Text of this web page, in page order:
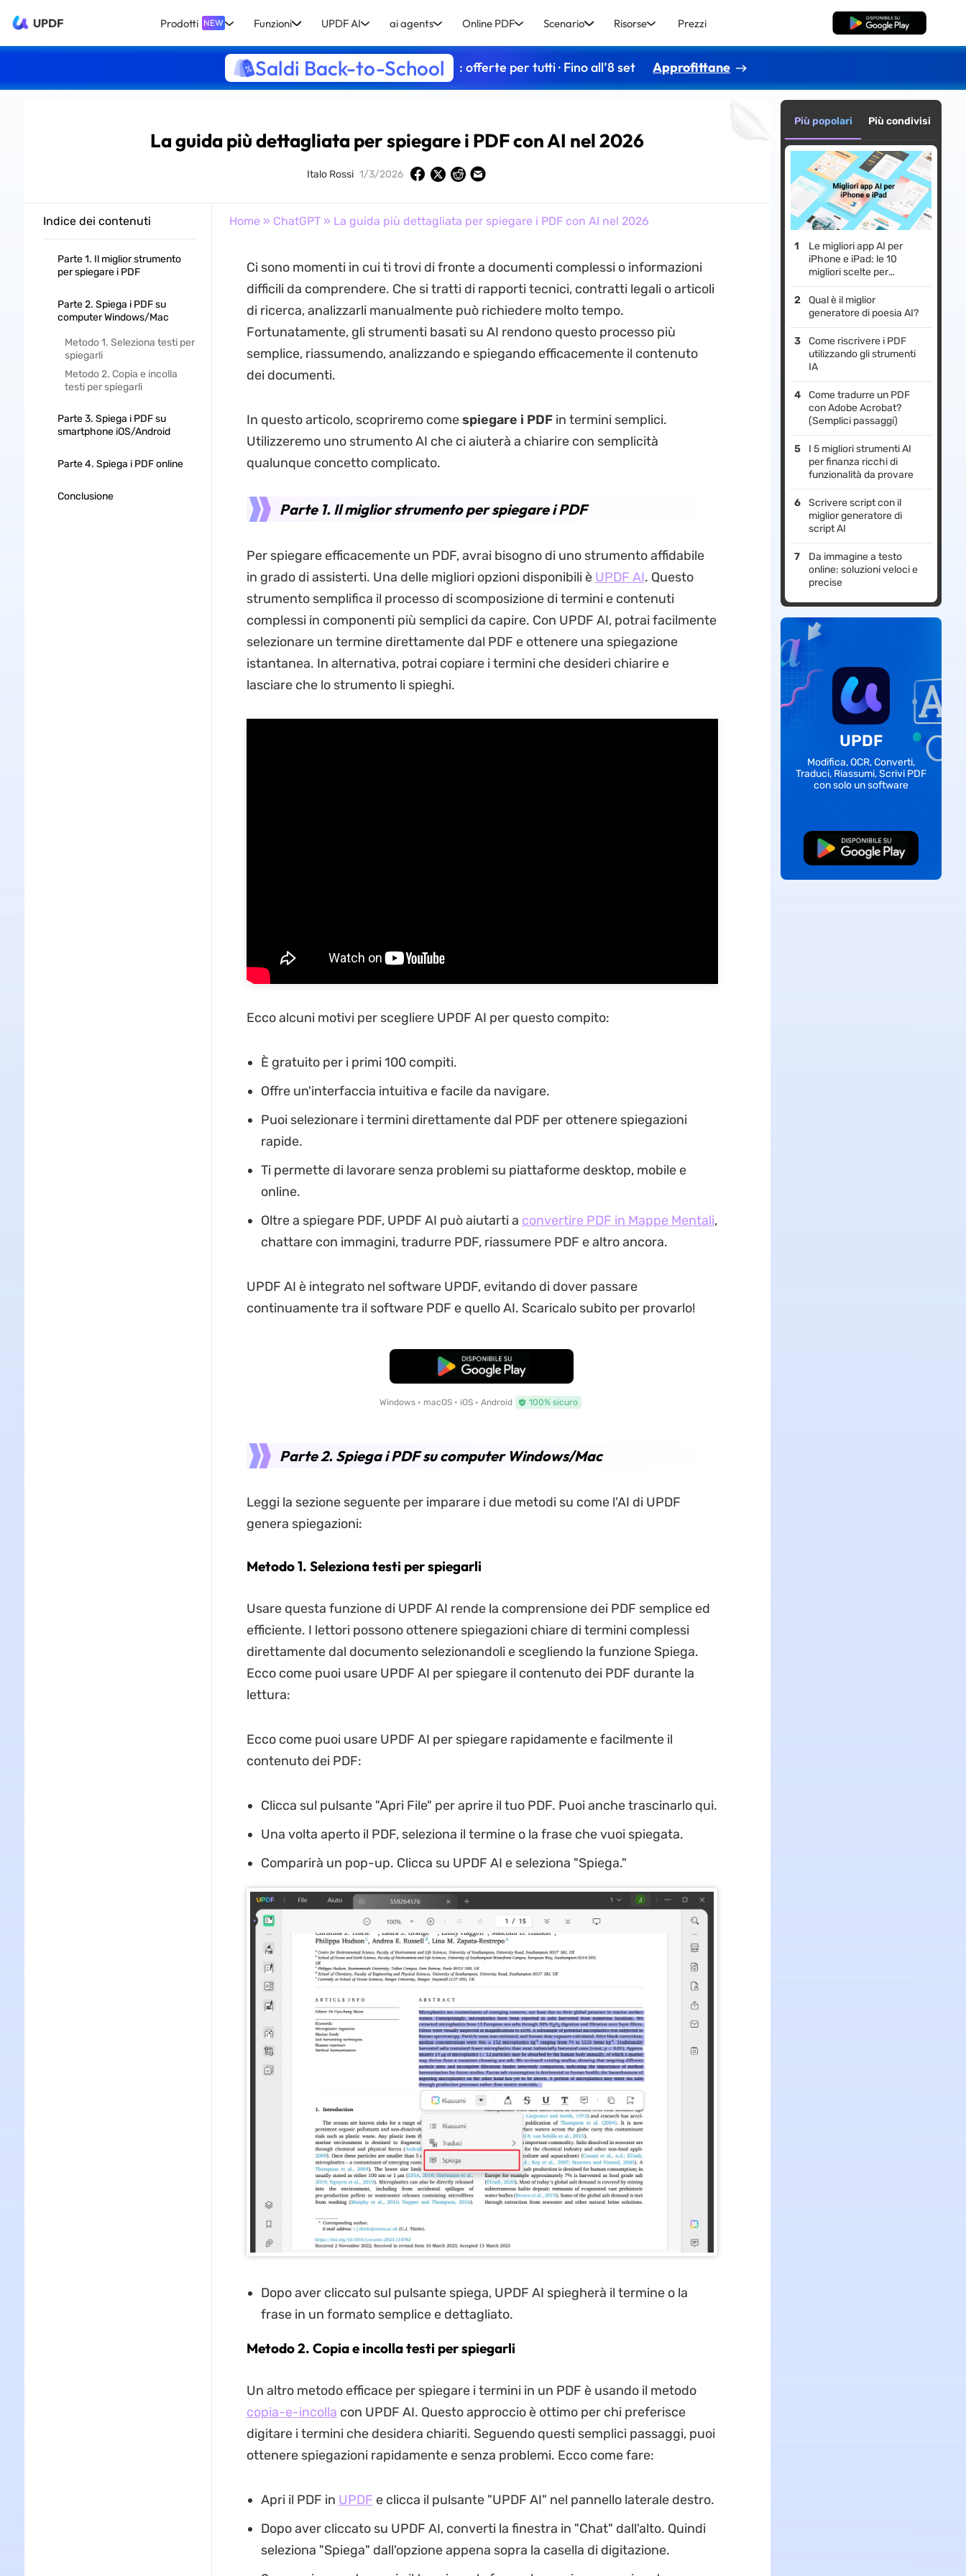
UPDF Prodotti NEW Funzioni UPDF AI ai agents Online PDF Scenario Risorse Prezzi Download Gratis
Saldi Back-to-School : offerte per tutti · Fino all’8 set Approfittane
La guida più dettagliata per spiegare i PDF con AI nel 2026
Italo Rossi 1/3/2026
Indice dei contenuti
Parte 1. Il miglior strumento
per spiegare i PDF
Parte 2. Spiega i PDF su
computer Windows/Mac
Metodo 1. Seleziona testi per
spiegarli
Metodo 2. Copia e incolla
testi per spiegarli
Parte 3. Spiega i PDF su
smartphone iOS/Android
Parte 4. Spiega i PDF online
Conclusione
Home » ChatGPT» La guida più dettagliata per spiegare i PDF con AI nel 2026
Ci sono momenti in cui ti trovi di fronte a documenti complessi o informazioni
difficili da comprendere. Che si tratti di rapporti tecnici, contratti legali o articoli
di ricerca, analizzarli manualmente può richiedere molto tempo.
Fortunatamente, gli strumenti basati su AI rendono questo processo più
semplice, riassumendo, analizzando e spiegando efficacemente il contenuto
dei documenti.
In questo articolo, scopriremo comespiegare i PDFin termini semplici.
Utilizzeremo uno strumento AI che ci aiuterà a chiarire con semplicità
qualunque concetto complicato.
Parte 1. Il miglior strumento per spiegare i PDF
Per spiegare efficacemente un PDF, avrai bisogno di uno strumento affidabile
in grado di assisterti. Una delle migliori opzioni disponibili è UPDF AI. Questo
strumento semplifica il processo di scomposizione di termini e contenuti
complessi in componenti più semplici da capire. Con UPDF AI, potrai facilmente
selezionare un termine direttamente dal PDF e ottenere una spiegazione
istantanea. In alternativa, potrai copiare i termini che desideri chiarire e
lasciare che lo strumento li spieghi.
Ecco alcuni motivi per scegliere UPDF AI per questo compito:
È gratuito per i primi 100 compiti.
Offre un'interfaccia intuitiva e facile da navigare.
Puoi selezionare i termini direttamente dal PDF per ottenere spiegazioni
rapide.
Ti permette di lavorare senza problemi su piattaforme desktop, mobile e
online.
Oltre a spiegare PDF, UPDF AI può aiutarti a convertire PDF in Mappe Mentali,
chattare con immagini, tradurre PDF, riassumere PDF e altro ancora.
UPDF AI è integrato nel software UPDF, evitando di dover passare
continuamente tra il software PDF e quello AI. Scaricalo subito per provarlo!
Download Gratis
Windows • macOS • iOS • Android 100% sicuro
Parte 2. Spiega i PDF su computer Windows/Mac
Leggi la sezione seguente per imparare i due metodi su come l'AI di UPDF
genera spiegazioni:
Metodo 1. Seleziona testi per spiegarli
Usare questa funzione di UPDF AI rende la comprensione dei PDF semplice ed
efficiente. I lettori possono ottenere spiegazioni chiare di termini complessi
direttamente dal documento selezionandoli e scegliendo la funzione Spiega.
Ecco come puoi usare UPDF AI per spiegare il contenuto dei PDF durante la
lettura:
Ecco come puoi usare UPDF AI per spiegare rapidamente e facilmente il
contenuto dei PDF:
Clicca sul pulsante "Apri File" per aprire il tuo PDF. Puoi anche trascinarlo qui.
Una volta aperto il PDF, seleziona il termine o la frase che vuoi spiegata.
Comparirà un pop-up. Clicca su UPDF AI e seleziona "Spiega."
Dopo aver cliccato sul pulsante spiega, UPDF AI spiegherà il termine o la
frase in un formato semplice e dettagliato.
Metodo 2. Copia e incolla testi per spiegarli
Un altro metodo efficace per spiegare i termini in un PDF è usando il metodo
copia-e-incolla con UPDF AI. Questo approccio è ottimo per chi preferisce
digitare i termini che desidera chiariti. Seguendo questi semplici passaggi, puoi
ottenere spiegazioni rapidamente e senza problemi. Ecco come fare:
Apri il PDF in UPDF e clicca il pulsante "UPDF AI" nel pannello laterale destro.
Dopo aver cliccato su UPDF AI, converti la finestra in "Chat" dall'alto. Quindi
seleziona "Spiega" dall'opzione appena sopra la casella di digitazione.
Più popolari Più condivisi
Le migliori app AI per
iPhone e iPad: le 10
migliori scelte per
migliorare la tua vita
Qual è il miglior
generatore di poesia AI?
Come riscrivere i PDF
utilizzando gli strumenti
IA
Come tradurre un PDF
con Adobe Acrobat?
(Semplici passaggi)
I 5 migliori strumenti AI
per finanza ricchi di
funzionalità da provare
Scrivere script con il
miglior generatore di
script AI
Da immagine a testo
online: soluzioni veloci e
precise
UPDF
Modifica, OCR, Converti,
Traduci, Riassumi, Scrivi PDF
con solo un software
Download Gratis